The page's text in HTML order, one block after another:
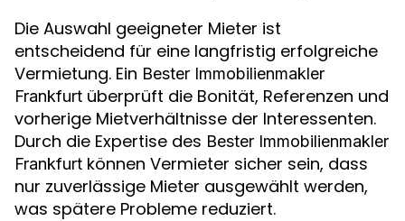
Die Auswahl geeigneter Mieter ist
entscheidend für eine langfristig erfolgreiche
Vermietung. Ein Bester Immobilienmakler
Frankfurt überprüft die Bonität, Referenzen und
vorherige Mietverhältnisse der Interessenten.
Durch die Expertise des Bester Immobilienmakler
Frankfurt können Vermieter sicher sein, dass
nur zuverlässige Mieter ausgewählt werden,
was spätere Probleme reduziert.